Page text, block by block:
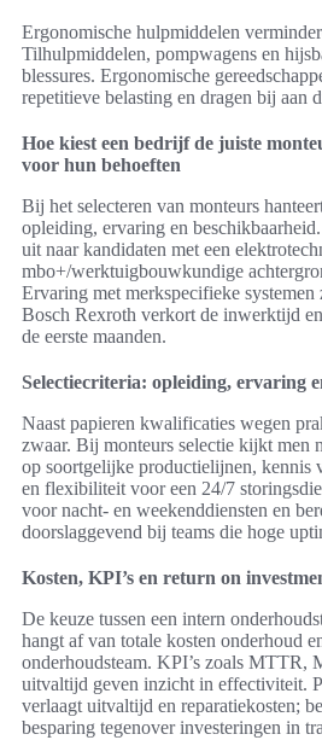
Ergonomische hulpmiddelen
Tilhulpmiddelen, pompwagens en
blessures. Ergonomische
repetitieve belasting en dragen bij aan
Hoe kiest een bedrijf de juiste
voor hun behoeften
Bij het selecteren van monteurs
opleiding, ervaring en
uit naar kandidaten met een
mbo+/werktuigbouwkundige
Ervaring met merkspecifieke systemen
Bosch Rexroth verkort de inwerktijd
de eerste maanden.
Selectiecriteria: opleiding, ervaring
Naast papieren kwalificaties wegen
zwaar. Bij monteurs selectie kijkt men
op soortgelijke productielijnen, kennis
en flexibiliteit voor een 24/7
voor nacht- en weekenddiensten en
doorslaggevend bij teams die hoge
Kosten, KPI’s en return on
De keuze tussen een intern
hangt af van totale kosten onderhoud
onderhoudsteam. KPI’s zoals MTTR,
uitvaltijd geven inzicht in effectiviteit.
verlaagt uitvaltijd en reparatiekosten;
besparing tegenover investeringen in